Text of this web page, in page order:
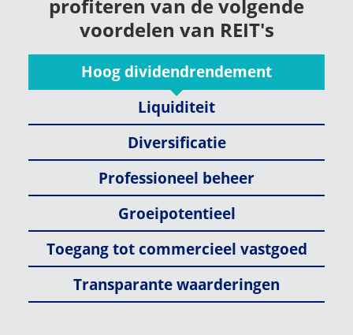
profiteren van de volgende
voordelen van REIT's
Hoog dividendrendement
Liquiditeit
Diversificatie
Professioneel beheer
Groeipotentieel
Toegang tot commercieel vastgoed
Transparante waarderingen